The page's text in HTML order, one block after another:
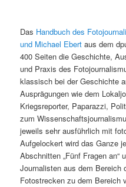
Das Handbuch des
und Michael Ebert aus dem
400 Seiten die Geschichte,
und Praxis des
klassisch bei der Geschichte
Ausprägungen wie dem
Kriegsreporter, Paparazzi,
zum
jeweils sehr ausführlich mit
Aufgelockert wird das Ganze
Abschnitten „Fünf Fragen an“
Journalisten aus dem Bereich
Fotostrecken zu dem Bereich